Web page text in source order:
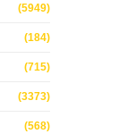
(5949)
(184)
(715)
(3373)
(568)